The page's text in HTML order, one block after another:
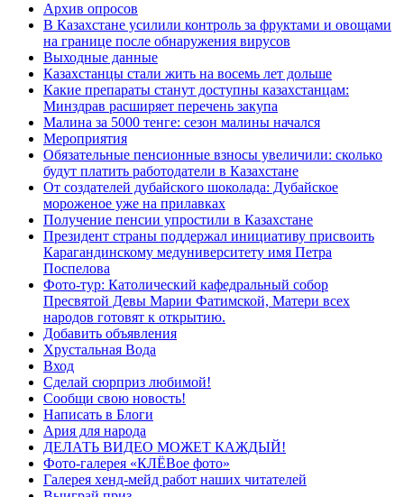
Архив опросов
В Казахстане усилили контроль за фруктами и овощами
на границе после обнаружения вирусов
Выходные данные
Казахстанцы стали жить на восемь лет дольше
Какие препараты станут доступны казахстанцам:
Минздрав расширяет перечень закупа
Малина за 5000 тенге: сезон малины начался
Мероприятия
Обязательные пенсионные взносы увеличили: сколько
будут платить работодатели в Казахстане
От создателей дубайского шоколада: Дубайское
мороженое уже на прилавках
Получение пенсии упростили в Казахстане
Президент страны поддержал инициативу присвоить
Карагандинскому медуниверситету имя Петра
Поспелова
Фото-тур: Католический кафедральный собор
Пресвятой Девы Марии Фатимской, Матери всех
народов готовят к открытию.
Добавить объявления
Хрустальная Вода
Вход
Сделай сюрприз любимой!
Сообщи свою новость!
Написать в Блоги
Ария для народа
ДЕЛАТЬ ВИДЕО МОЖЕТ КАЖДЫЙ!
Фото-галерея «КЛЁВое фото»
Галерея хенд-мейд работ наших читателей